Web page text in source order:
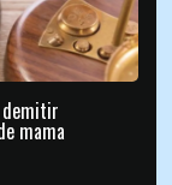
demitir
mama